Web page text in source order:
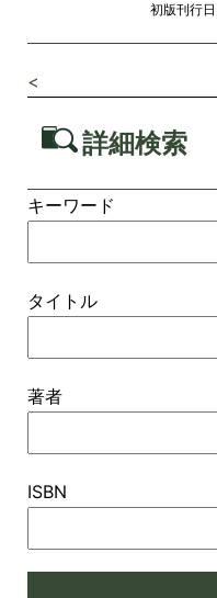
初版刊行
<
詳細検索
キーワード
タイトル
著者
ISBN